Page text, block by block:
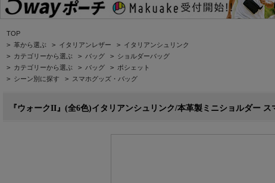
TOP
> 革から選ぶ > イタリアンレザー > イタリアンシュリンク
> カテゴリーから選ぶ > バッグ > ショルダーバッグ
> カテゴリーから選ぶ > バッグ > ポシェット
> シーン別に探す > スマホグッズ・バッグ
『ウォークII』(全6色)イタリアンシュリンク/本革製ミニショルダー